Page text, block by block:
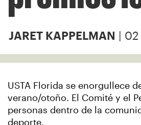
JARET KAPPELMAN |
USTA Florida se enorgullece
verano/otoño. El Comité y el
personas dentro de la
deporte.